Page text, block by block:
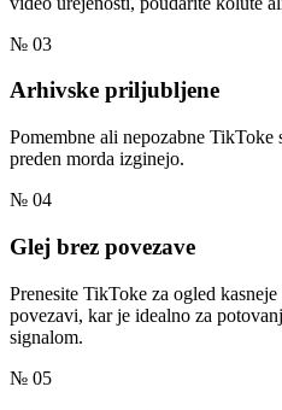
№ 03
Arhivske priljubljene
Pomembne ali nepozabne TikToke
preden morda izginejo.
№ 04
Glej brez povezave
Prenesite TikToke za ogled
povezavi, kar je idealno za
signalom.
№ 05